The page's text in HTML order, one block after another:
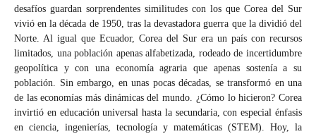
desafíos guardan sorprendentes similitudes con los que Corea del Sur
vivió en la década de 1950, tras la devastadora guerra que la dividió del
Norte. Al igual que Ecuador, Corea del Sur era un país con recursos
limitados, una población apenas alfabetizada, rodeado de incertidumbre
geopolítica y con una economía agraria que apenas sostenía a su
población. Sin embargo, en unas pocas décadas, se transformó en una
de las economías más dinámicas del mundo. ¿Cómo lo hicieron? Corea
invirtió en educación universal hasta la secundaria, con especial énfasis
en ciencia, ingenierías, tecnología y matemáticas (STEM). Hoy, la